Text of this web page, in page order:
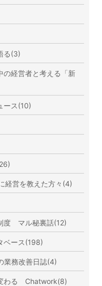
る(3)
の経営者と考える「新
ース(10)
経営を教えた方々(4)
度 マル秘裏話(12)
ベース(198)
務改善日誌(4)
わる Chatwork(8)